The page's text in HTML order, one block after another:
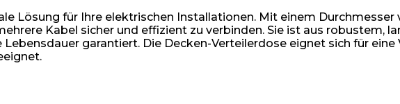
Lösung für Ihre elektrischen Installationen. Mit einem Durchmesser
Kabel sicher und effizient zu verbinden. Sie ist aus robustem,
garantiert. Die Decken-Verteilerdose eignet sich für